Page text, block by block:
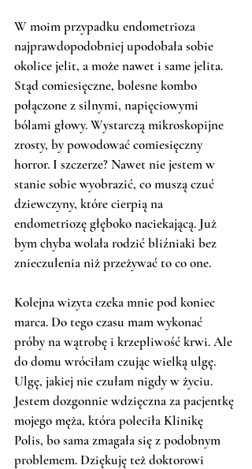
W moim przypadku endometrioza
najprawdopodobniej upodobała sobie
okolice jelit, a może nawet i same jelita.
Stąd comiesięczne, bolesne kombo
połączone z silnymi, napięciowymi
bólami głowy. Wystarczą mikroskopijne
zrosty, by powodować comiesięczny
horror. I szczerze? Nawet nie jestem w
stanie sobie wyobrazić, co muszą czuć
dziewczyny, które cierpią na
endometriozę głęboko naciekającą. Już
bym chyba wolała rodzić bliźniaki bez
znieczulenia niż przeżywać to co one.
Kolejna wizyta czeka mnie pod koniec
marca. Do tego czasu mam wykonać
próby na wątrobę i krzepliwość krwi. Ale
do domu wróciłam czując wielką ulgę.
Ulgę, jakiej nie czułam nigdy w życiu.
Jestem dozgonnie wdzięczna za pacjentkę
mojego męża, która poleciła Klinikę
Polis, bo sama zmagała się z podobnym
problemem. Dziękuję też doktorowi